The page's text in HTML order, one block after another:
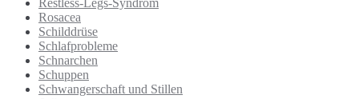
Restless-Legs-Syndrom
Rosacea
Schilddrüse
Schlafprobleme
Schnarchen
Schuppen
Schwangerschaft und Stillen